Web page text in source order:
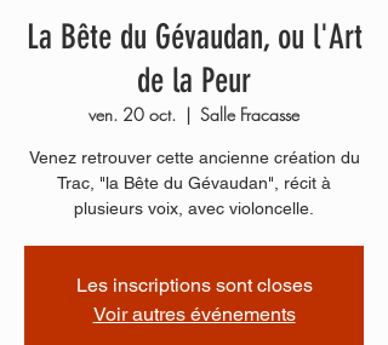
La Bête du Gévaudan, ou l'Art
de la Peur
ven. 20 oct.
  |
Salle Fracasse
Venez retrouver cette ancienne création du
Trac, "la Bête du Gévaudan", récit à
plusieurs voix, avec violoncelle.
Les inscriptions sont closes
Voir autres événements